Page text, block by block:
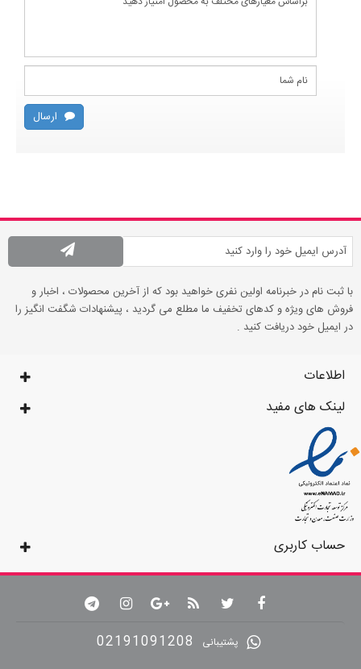
ارسال
با ثبت نام در خبرنامه اولین نفری خواهید بود که از آخرین محصولات ، اخبار و
فروش های ویژه و کدهای تخفیف ما مطلع می گردید ، پیشنهادات شگفت انگیز را
در ایمیل خود دریافت کنید .
اطلاعات
لینک های مفید
حساب کاربری
پشتیبانی 02191091208